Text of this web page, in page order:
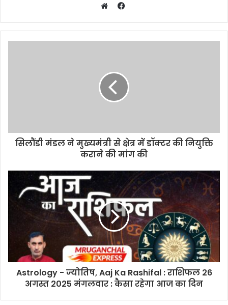
Facebook
सिलौंडी मंडल ने मुख्यमंत्री से क्षेत्र में डॉक्टर की नियुक्ति
कराने की मांग की
Astrology - ज्योतिष, Aaj Ka Rashifal : राशिफल 26
अगस्त 2025 मंगलवार : कैसा रहेगा आज का दिन